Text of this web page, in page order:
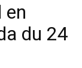
en
du 24